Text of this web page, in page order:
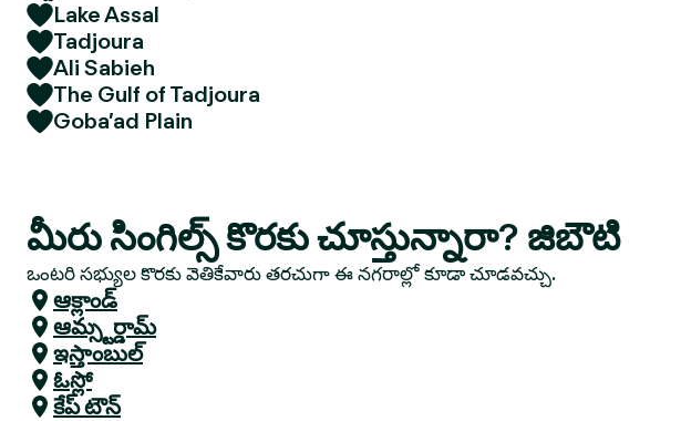
Lake Assal
Tadjoura
Ali Sabieh
The Gulf of Tadjoura
Goba’ad Plain
మీరు సింగిల్స్ కొరకు చూస్తున్నారా? జిబౌటి
ఒంటరి సభ్యుల కొరకు వెతికేవారు తరచుగా ఈ నగరాల్లో కూడా చూడవచ్చు.
ఆక్లాండ్
ఆమ్స్టర్డామ్
ఇస్తాంబుల్
ఓస్లో
కేప్ టౌన్